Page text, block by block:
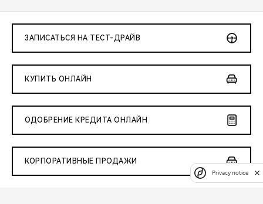
ЗАПИСАТЬСЯ НА ТЕСТ-ДРАЙВ
КУПИТЬ ОНЛАЙН
ОДОБРЕНИЕ КРЕДИТА ОНЛАЙН
КОРПОРАТИВНЫЕ ПРОДАЖИ
Privacy notice